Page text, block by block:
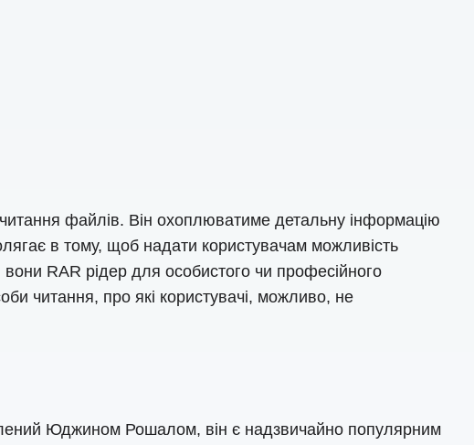
файлів. Він охоплюватиме детальну інформацію
в тому, щоб надати користувачам можливість
вони RAR рідер для особистого чи професійного
читання, про які користувачі, можливо, не
Юджином Рошалом, він є надзвичайно популярним